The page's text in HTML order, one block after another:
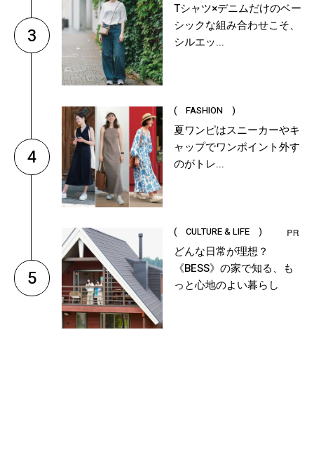
3
Tシャツ×デニムだけのベー
シックな組み合わせこそ、
シルエッ...
4
( FASHION )
夏ワンピはスニーカーやキ
ャップでワンポイント外す
のがトレ...
5
( CULTURE & LIFE )
どんな日常が理想？
《BESS》の家で知る、も
っと心地のよい暮らし